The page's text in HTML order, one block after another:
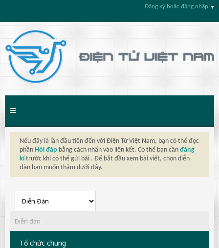
Đăng ký hoặc đăng nhập
Nếu đây là lần đầu tiên đến với Điện Tử Việt Nam, bạn có thể đọc
phần Hỏi đáp bằng cách nhấn vào liên kết. Có thể bạn cần đăng
kí trước khi có thể gửi bài . Để bắt đầu xem bài viết, chọn diễn
đàn bạn muốn thăm dưới đây.
Diễn đàn
Tổ chức chung